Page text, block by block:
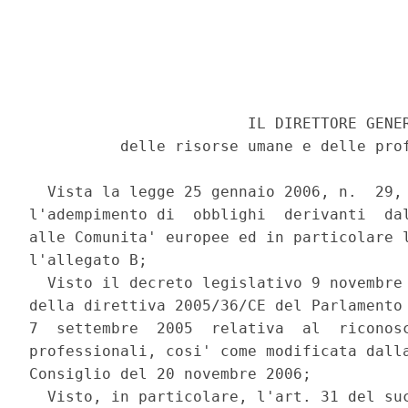
IL DIRETTORE
delle risorse umane e delle
Vista la legge 25 gennaio 2006, n.
l'adempimento di  obblighi  derivanti
alle Comunita' europee ed in
l'allegato B;
Visto il decreto legislativo 9
della direttiva 2005/36/CE del
7  settembre  2005  relativa  al
professionali, cosi' come modificata
Consiglio del 20 novembre 2006;
Visto, in particolare, l'art. 31 del